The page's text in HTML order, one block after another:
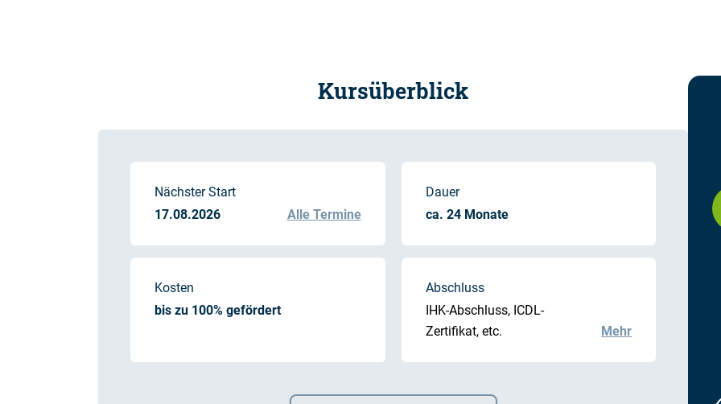
Kursüberblick
Nächster Start
17.08.2026
Alle Termine
Dauer
ca. 24 Monate
Kosten
bis zu 100% gefördert
Abschluss
IHK-Abschluss, ICDL-
Zertifikat, etc.
Mehr